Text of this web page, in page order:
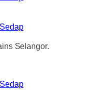
Selangor.